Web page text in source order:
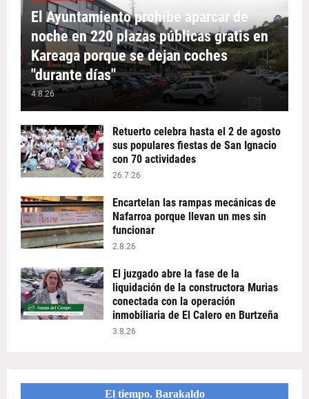
El Ayuntamiento prohíbe aparcar de
noche en 220 plazas públicas gratis en
Kareaga porque se dejan coches
"durante días"
4.8.26
Retuerto celebra hasta el 2 de agosto
sus populares fiestas de San Ignacio
con 70 actividades
26.7.26
Encartelan las rampas mecánicas de
Nafarroa porque llevan un mes sin
funcionar
2.8.26
El juzgado abre la fase de la
liquidación de la constructora Murias
conectada con la operación
inmobiliaria de El Calero en Burtzeña
3.8.26